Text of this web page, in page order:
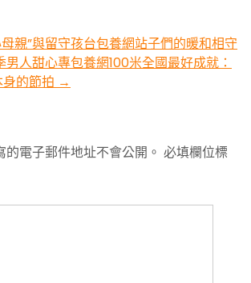
親”與留守孩台包養網站子們的暖和相守
人甜心專包養網100米全國最好成就：
身的節拍 →
電子郵件地址不會公開。 必填欄位標